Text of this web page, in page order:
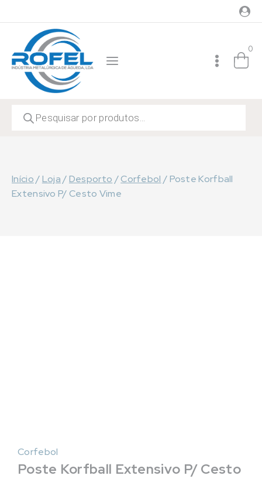
to
content
0
search
Início/Loja /Desporto /Corfebol /Poste Korfball
Extensivo P/ Cesto Vime
Corfebol
Poste Korfball Extensivo P/ Cesto